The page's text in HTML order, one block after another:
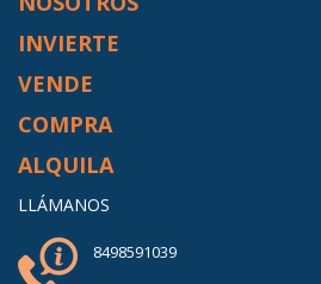
INVIERTE
VENDE
COMPRA
ALQUILA
LLÁMANOS
8498591039